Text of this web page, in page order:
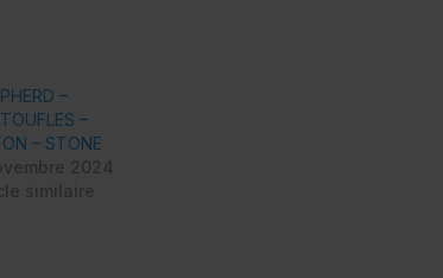
–
–
– STONE